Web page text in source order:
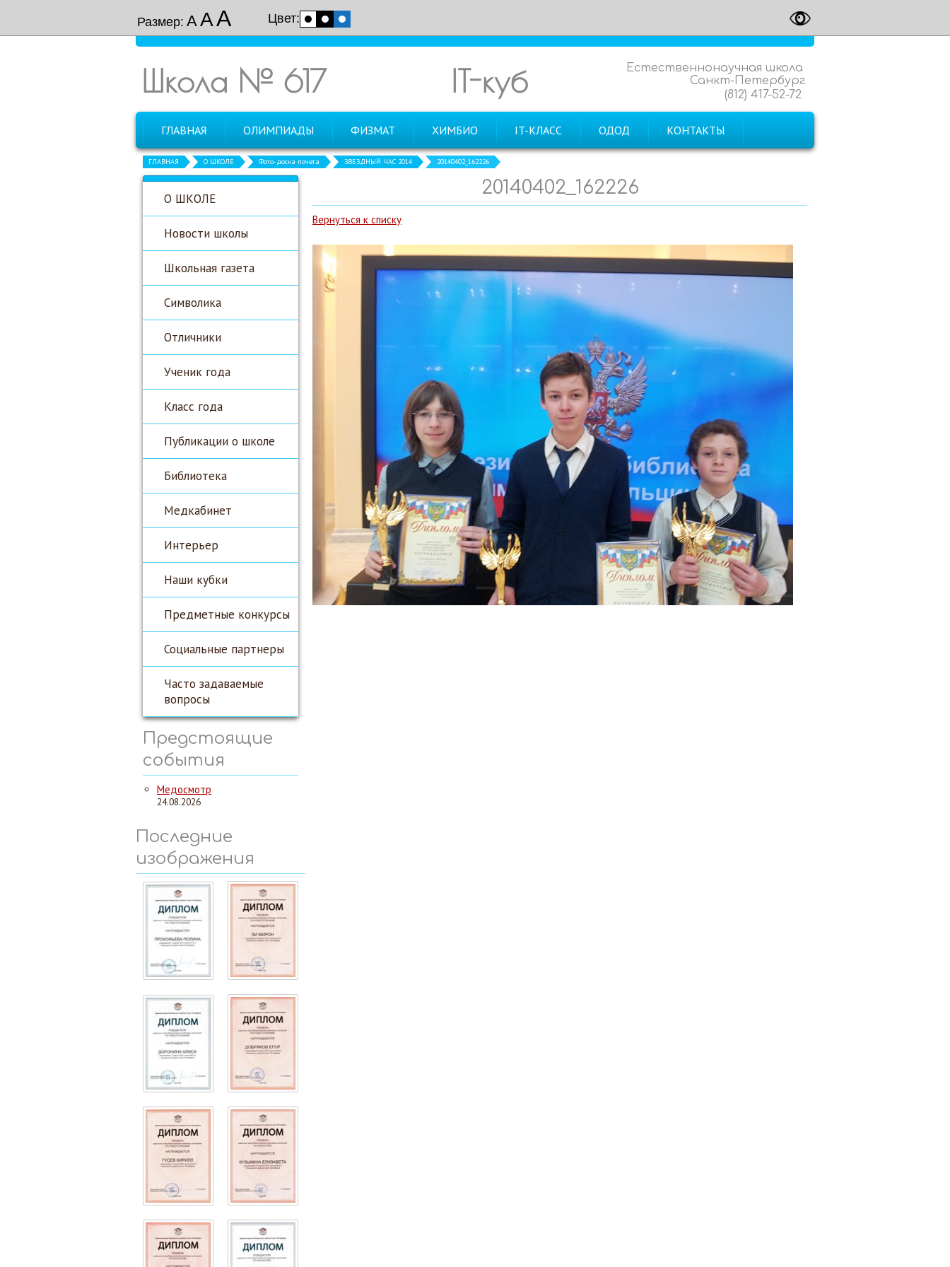
Размер: ААА Цвет:
Школа № 617
Естественнонаучная школа
Санкт-Петербург
(812) 417-52-72
IT-куб
ГЛАВНАЯ ОЛИМПИАДЫ ФИЗМАТ ХИМБИО IT-КЛАСС ОДОД КОНТАКТЫ
ГЛАВНАЯ О ШКОЛЕ Фото-доска почета ЗВЕЗДНЫЙ ЧАС 2014 20140402_162226
О ШКОЛЕ
Новости школы
Школьная газета
Символика
Отличники
Ученик года
Класс года
Публикации о школе
Библиотека
Медкабинет
Интерьер
Наши кубки
Предметные конкурсы
Социальные партнеры
Часто задаваемые
вопросы
Предстоящие
события
Медосмотр
24.08.2026
Последние
изображения
20140402_162226
Вернуться к списку